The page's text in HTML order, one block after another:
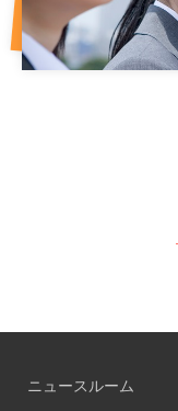
ニュースルーム